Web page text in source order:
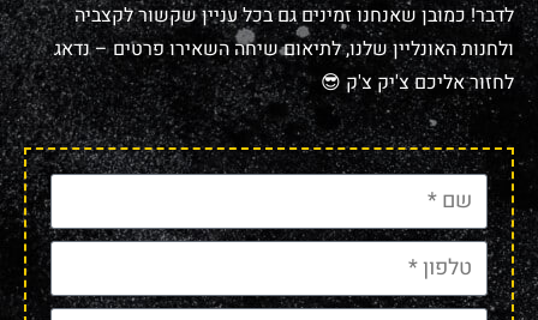
לדבר! כמובן שאנחנו זמינים גם בכל עניין שקשור לקצביה
ולחנות האונליין שלנו, לתיאום שיחה השאירו פרטים – נדאג
לחזור אליכם צ'יק צ'ק 😎